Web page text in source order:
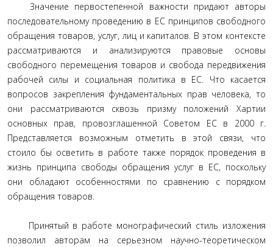
Значение первостепенной важности придают авторы
последовательному проведению в ЕС принципов свободного
обращения товаров, услуг, лиц и капиталов. В этом контексте
рассматриваются и анализируются правовые основы
свободного перемещения товаров и свобода передвижения
рабочей силы и социальная политика в ЕС. Что касается
вопросов закрепления фундаментальных прав человека, то
они рассматриваются сквозь призму положений Хартии
основных прав, провозглашенной Советом ЕС в 2000 г.
Представляется возможным отметить в этой связи, что
стоило бы осветить в работе также порядок проведения в
жизнь принципа свободы обращения услуг в ЕС, поскольку
они обладают особенностями по сравнению с порядком
обращения товаров.
Принятый в работе монографический стиль изложения
позволил авторам на серьезном научно-теоретическом